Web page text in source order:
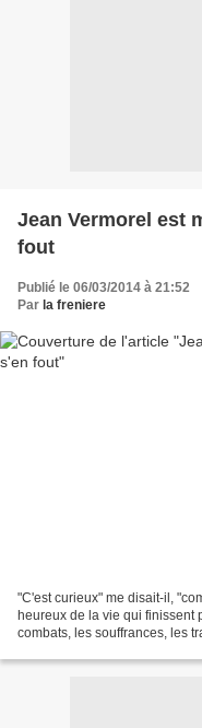
Jean Vermorel est
fout
Publié le 06/03/2014 à 21:52
Par la freniere
"C'est curieux" me disait-il,
heureux de la vie qui finissent
combats, les souffrances, les